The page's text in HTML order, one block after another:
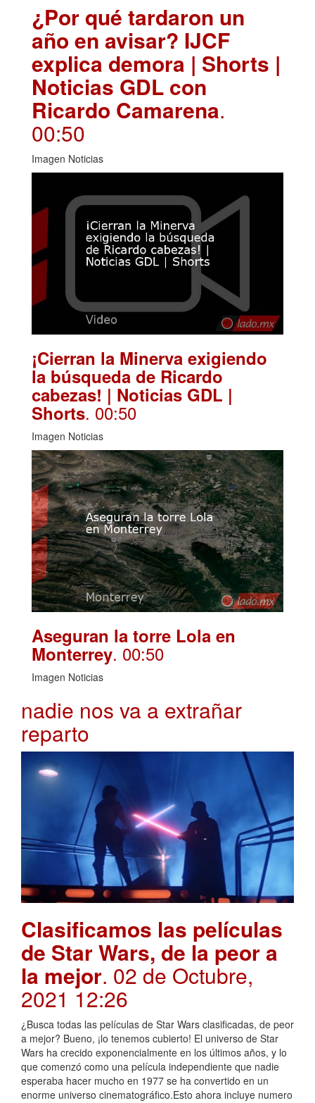
¿Por qué tardaron un
año en avisar? IJCF
explica demora | Shorts |
Noticias GDL con
Ricardo Camarena.
00:50
Imagen Noticias
¡Cierran la Minerva exigiendo
la búsqueda de Ricardo
cabezas! | Noticias GDL |
Shorts. 00:50
Imagen Noticias
Aseguran la torre Lola en
Monterrey. 00:50
Imagen Noticias
nadie nos va a extrañar
reparto
Clasificamos las películas
de Star Wars, de la peor a
la mejor. 02 de Octubre,
2021 12:26
¿Busca todas las películas de Star Wars clasificadas, de peor
a mejor? Bueno, ¡lo tenemos cubierto! El universo de Star
Wars ha crecido exponencialmente en los últimos años, y lo
que comenzó como una película independiente que nadie
esperaba hacer mucho en 1977 se ha convertido en un
enorme universo cinematográfico.Esto ahora incluye numero